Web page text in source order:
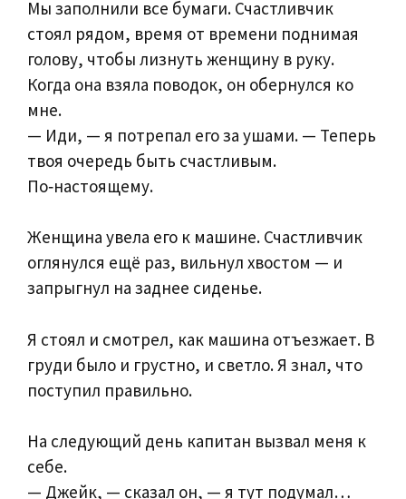
Мы заполнили все бумаги. Счастливчик
стоял рядом, время от времени поднимая
голову, чтобы лизнуть женщину в руку.
Когда она взяла поводок, он обернулся ко
мне.
— Иди, — я потрепал его за ушами. — Теперь
твоя очередь быть счастливым.
По‑настоящему.
Женщина увела его к машине. Счастливчик
оглянулся ещё раз, вильнул хвостом — и
запрыгнул на заднее сиденье.
Я стоял и смотрел, как машина отъезжает. В
груди было и грустно, и светло. Я знал, что
поступил правильно.
На следующий день капитан вызвал меня к
себе.
— Джейк, — сказал он, — я тут подумал…